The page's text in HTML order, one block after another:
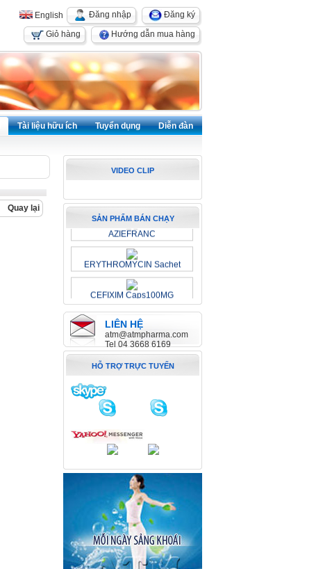
Đăng ký
Đăng nhập
English
Hướng dẫn mua hàng
Giỏ hàng
Tài liệu hữu ích Tuyển dụng
Diễn đàn
Quay lại
VIDEO CLIP
SẢN PHẨM BÁN CHẠY
AZIEFRANC
ERYTHROMYCIN Sachet
CEFIXIM Caps100MG
PHAREXTRA
BRALCIB Eye Drops
LIÊN HỆ
atm@atmpharma.com
Tel 04 3668 6169
HỖ TRỢ TRỰC TUYẾN